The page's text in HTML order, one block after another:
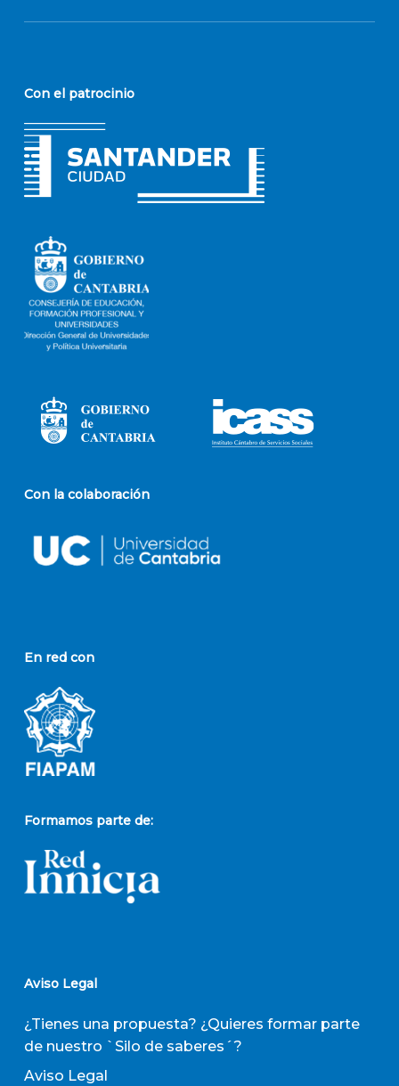
Con el patrocinio
Con la colaboración
En red con
Formamos parte de:
Aviso Legal
¿Tienes una propuesta? ¿Quieres formar parte
de nuestro `Silo de saberes´?
Aviso Legal